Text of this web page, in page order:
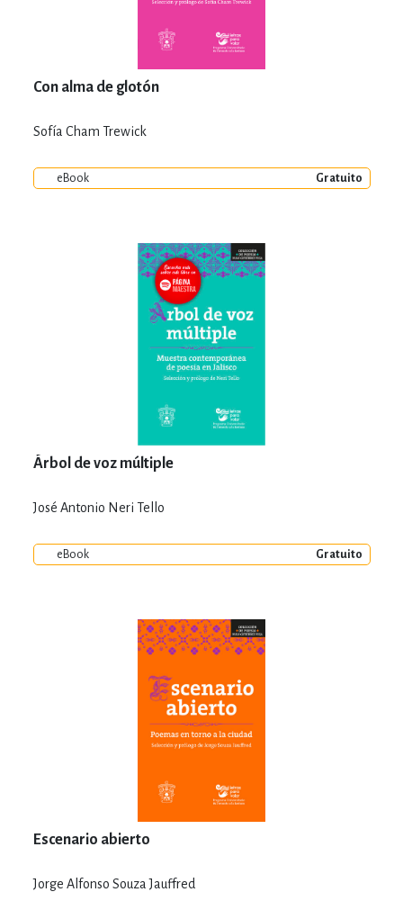
Con alma de glotón
Sofía Cham Trewick
eBook Gratuito
Árbol de voz múltiple
José Antonio Neri Tello
eBook Gratuito
Escenario abierto
Jorge Alfonso Souza Jauffred